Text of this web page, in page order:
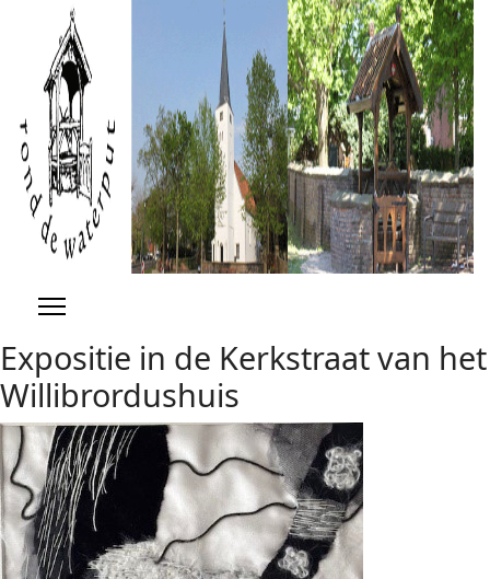
Expositie in de Kerkstraat van het
Willibrordushuis
YearMonth
Year